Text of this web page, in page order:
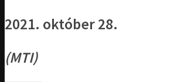
2021. október 28.
(MTI)